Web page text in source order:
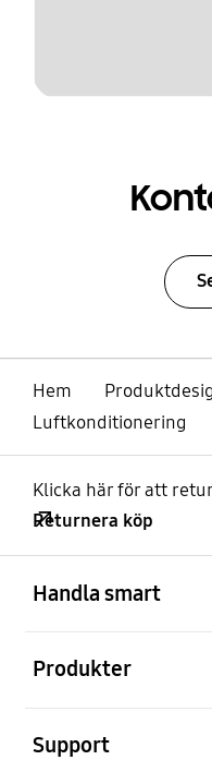
Hem
Luftkonditionering
Klicka här för att
Returnera köp
Handla smart
Produkter
Support